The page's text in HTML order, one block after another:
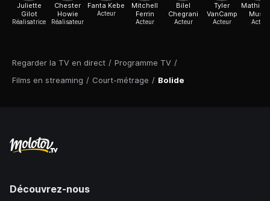
Regarder la TV en direct / Programme TV /
Films en streaming / Court-métrage / Bolide
Juliette
Gilot
Réalisatrice
Chester
Howie
Réalisateur
Fanta Kebe
Acteur
Mitchell
Ferrin
Acteur
Bilel
Chegrani
Acteur
Tyler
VanCamp
Acteur Acteur
Découvrez-nous